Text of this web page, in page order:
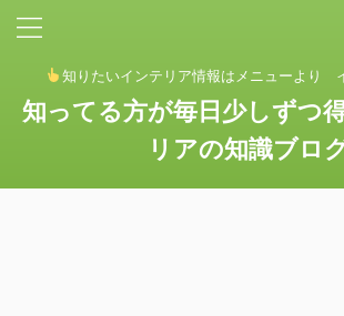
知りたいインテリア情報はメニューより
知ってる方が毎日少しずつ
リアの知識ブロ